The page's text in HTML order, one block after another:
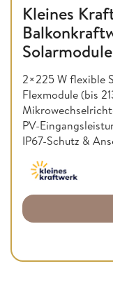
Kleines
2×225 W flexible
Flexmodule (bis
PV-
IP67-Schutz &